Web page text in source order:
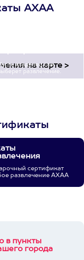
АХАА
владелец сам
развлечение.
сертификат
развлечение АХАА
в пункты
города